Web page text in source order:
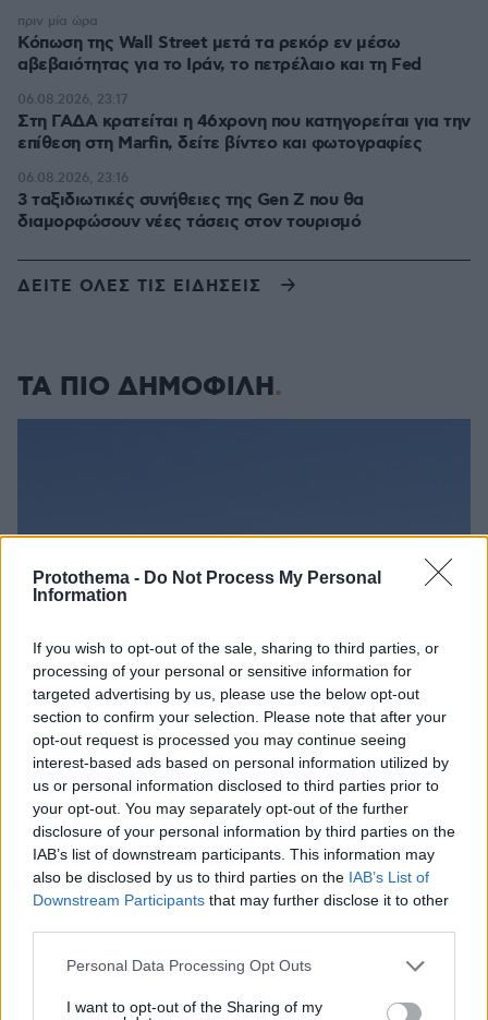
Protothema - Do Not Process My Personal
Information
If you wish to opt-out of the sale, sharing to third parties, or
processing of your personal or sensitive information for
targeted advertising by us, please use the below opt-out
section to confirm your selection. Please note that after your
opt-out request is processed you may continue seeing
interest-based ads based on personal information utilized by
us or personal information disclosed to third parties prior to
your opt-out. You may separately opt-out of the further
disclosure of your personal information by third parties on the
IAB’s list of downstream participants. This information may
also be disclosed by us to third parties on the IAB’s List of
Downstream Participants that may further disclose it to other
Please note that this website/app uses one or more Google
not limited to your visit or usage behaviour. You may click to
Personal Data Processing Opt Outs
I want to opt-out of the Sharing of my
Κόπωση της Wall Street μετά τα ρεκόρ εν μέσω
αβεβαιότητας για το Ιράν, το πετρέλαιο και τη Fed
πριν μία ώρα
Στη ΓΑΔΑ κρατείται η 46χρονη που κατηγορείται για την
επίθεση στη Marfin, δείτε βίντεο και φωτογραφίες
06.08.2026, 23:17
3 ταξιδιωτικές συνήθειες της Gen Z που θα
διαμορφώσουν νέες τάσεις στον τουρισμό
06.08.2026, 23:16
ΔΕΙΤΕ ΟΛΕΣ ΤΙΣ ΕΙΔΗΣΕΙΣ
ΤΑ ΠΙΟ ΔΗΜΟΦΙΛΗ
πνίγηκε, τα παιδιά φώναζαν για βοήθεια
06.08.2026, 21:23